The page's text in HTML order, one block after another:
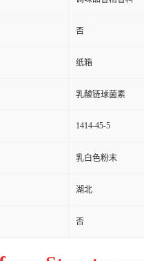
否
纸箱
乳酸链球菌素
1414-45-5
乳白色粉末
湖北
否